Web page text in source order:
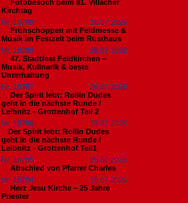
Fotobesuch beim 81. Villacher
Kirchtag
Nr. 18789
26.07.2026
Frühschoppen mit Feldmesse &
Musik im Festzelt beim Rüsthaus
Nr. 18788
26.07.2026
47. Stadtfest Feldkirchen –
Musik, Kulinarik & beste
Unterhaltung
Nr. 18787
26.07.2026
Der Spirit lebt: Rollin Dudes
geht in die nächste Runde /
Leibnitz - Grottenhof Teil 2
Nr. 18786
26.07.2026
​Der Spirit lebt: Rollin Dudes
geht in die nächste Runde /
Leibnitz - Grottenhof Teil1
Nr. 18785
26.07.2026
Abschied von Pfarrer Charles
Nr. 18784
26.07.2026
Herz Jesu Kirche – 25 Jahre
Priester